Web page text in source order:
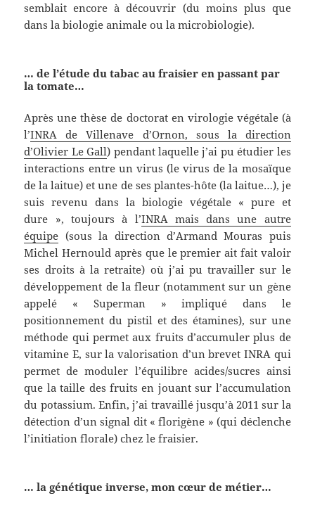
semblait encore à découvrir (du moins plus que
dans la biologie animale ou la microbiologie).
… de l’étude du tabac au fraisier en passant par
la tomate…
Après une thèse de doctorat en virologie végétale (à
l’INRA de Villenave d’Ornon, sous la direction
d’Olivier Le Gall) pendant laquelle j’ai pu étudier les
interactions entre un virus (le virus de la mosaïque
de la laitue) et une de ses plantes-hôte (la laitue…), je
suis revenu dans la biologie végétale « pure et
dure », toujours à l’INRA mais dans une autre
équipe (sous la direction d’Armand Mouras puis
Michel Hernould après que le premier ait fait valoir
ses droits à la retraite) où j’ai pu travailler sur le
développement de la fleur (notamment sur un gène
appelé « Superman » impliqué dans le
positionnement du pistil et des étamines), sur une
méthode qui permet aux fruits d’accumuler plus de
vitamine E, sur la valorisation d’un brevet INRA qui
permet de moduler l’équilibre acides/sucres ainsi
que la taille des fruits en jouant sur l’accumulation
du potassium. Enfin, j’ai travaillé jusqu’à 2011 sur la
détection d’un signal dit « florigène » (qui déclenche
l’initiation florale) chez le fraisier.
… la génétique inverse, mon cœur de métier…